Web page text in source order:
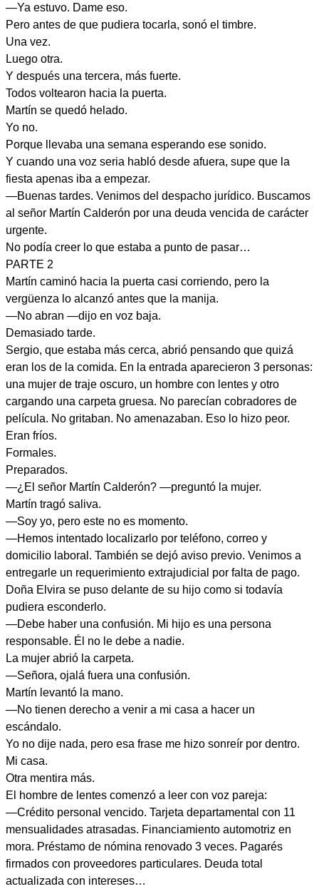
—Ya estuvo. Dame eso.
Pero antes de que pudiera tocarla, sonó el timbre.
Una vez.
Luego otra.
Y después una tercera, más fuerte.
Todos voltearon hacia la puerta.
Martín se quedó helado.
Yo no.
Porque llevaba una semana esperando ese sonido.
Y cuando una voz seria habló desde afuera, supe que la
fiesta apenas iba a empezar.
—Buenas tardes. Venimos del despacho jurídico. Buscamos
al señor Martín Calderón por una deuda vencida de carácter
urgente.
No podía creer lo que estaba a punto de pasar…
PARTE 2
Martín caminó hacia la puerta casi corriendo, pero la
vergüenza lo alcanzó antes que la manija.
—No abran —dijo en voz baja.
Demasiado tarde.
Sergio, que estaba más cerca, abrió pensando que quizá
eran los de la comida. En la entrada aparecieron 3 personas:
una mujer de traje oscuro, un hombre con lentes y otro
cargando una carpeta gruesa. No parecían cobradores de
película. No gritaban. No amenazaban. Eso lo hizo peor.
Eran fríos.
Formales.
Preparados.
—¿El señor Martín Calderón? —preguntó la mujer.
Martín tragó saliva.
—Soy yo, pero este no es momento.
—Hemos intentado localizarlo por teléfono, correo y
domicilio laboral. También se dejó aviso previo. Venimos a
entregarle un requerimiento extrajudicial por falta de pago.
Doña Elvira se puso delante de su hijo como si todavía
pudiera esconderlo.
—Debe haber una confusión. Mi hijo es una persona
responsable. Él no le debe a nadie.
La mujer abrió la carpeta.
—Señora, ojalá fuera una confusión.
Martín levantó la mano.
—No tienen derecho a venir a mi casa a hacer un
escándalo.
Yo no dije nada, pero esa frase me hizo sonreír por dentro.
Mi casa.
Otra mentira más.
El hombre de lentes comenzó a leer con voz pareja:
—Crédito personal vencido. Tarjeta departamental con 11
mensualidades atrasadas. Financiamiento automotriz en
mora. Préstamo de nómina renovado 3 veces. Pagarés
firmados con proveedores particulares. Deuda total
actualizada con intereses…